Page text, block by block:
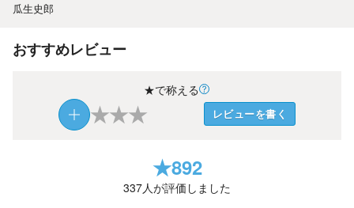
瓜生史郎
おすすめレビュー
★で称える
★★★ レビューを書く
★892
337人が評価しました